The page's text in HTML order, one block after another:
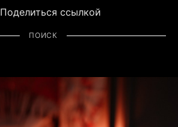
Поделиться ссылкой
ПОИСК